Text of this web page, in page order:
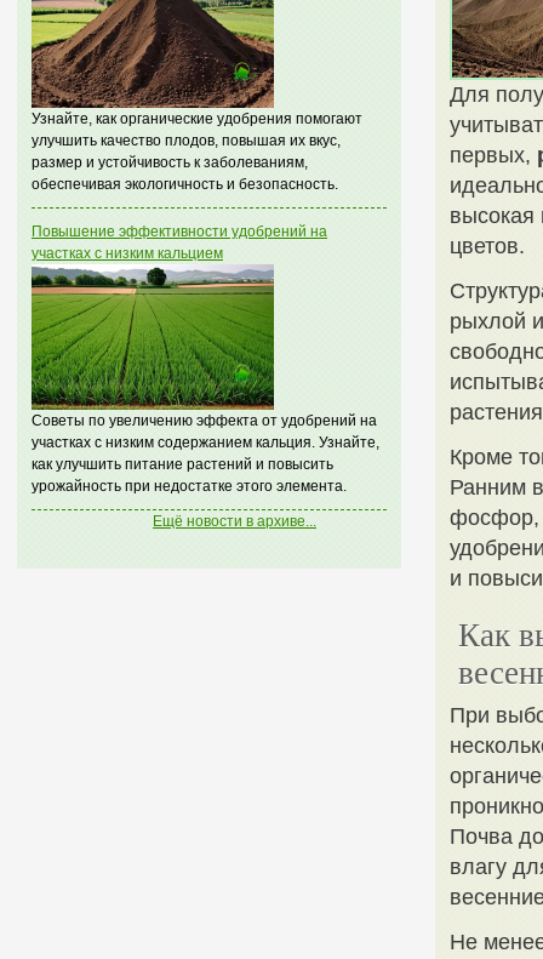
Узнайте, как органические удобрения помогают
улучшить качество плодов, повышая их вкус,
размер и устойчивость к заболеваниям,
обеспечивая экологичность и безопасность.
Повышение эффективности удобрений на
участках с низким кальцием
Советы по увеличению эффекта от удобрений на
участках с низким содержанием кальция. Узнайте,
как улучшить питание растений и повысить
урожайность при недостатке этого элемента.
Ещё новости в архиве...
Для
первых,
высокая
цветов.
рыхлой
Кроме
Ранним
фосфор,
и
Как
При
Почва
влагу
Не